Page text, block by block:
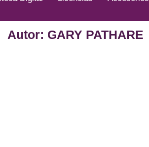
Autor: GARY PATHARE